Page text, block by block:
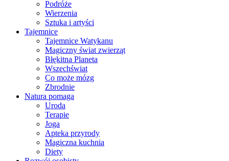
Podróże
Wierzenia
Sztuka i artyści
Tajemnice
Tajemnice Watykanu
Magiczny świat zwierząt
Błękitna Planeta
Wszechświat
Co może mózg
Zbrodnie
Natura pomaga
Uroda
Terapie
Joga
Apteka przyrody
Magiczna kuchnia
Diety